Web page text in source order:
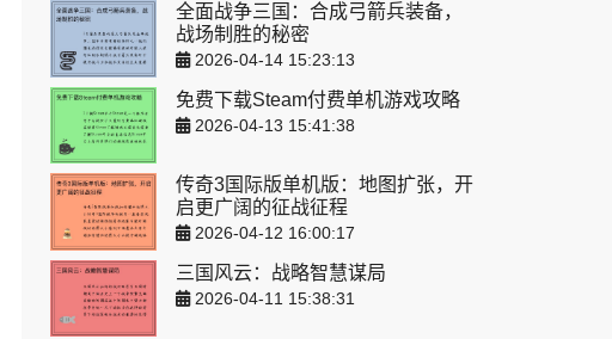
全面战争三国：合成弓箭兵装备，
战场制胜的秘密
2026-04-14 15:23:13
免费下载Steam付费单机游戏攻略
2026-04-13 15:41:38
传奇3国际版单机版：地图扩张，开
启更广阔的征战征程
2026-04-12 16:00:17
三国风云：战略智慧谋局
2026-04-11 15:38:31